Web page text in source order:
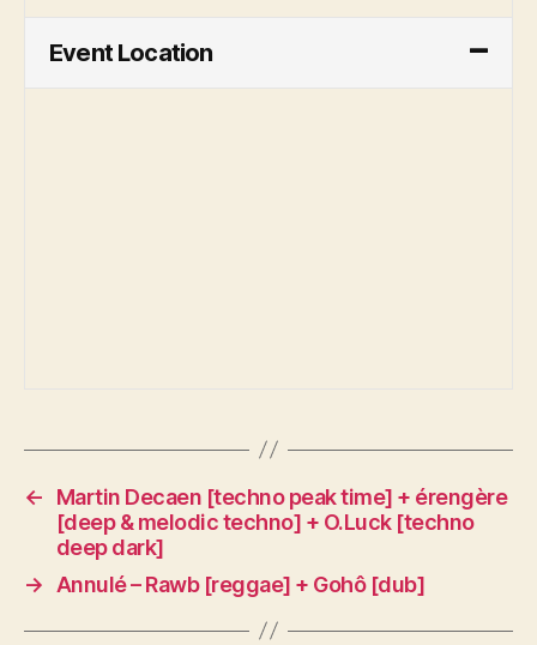
Event Location
←
Martin Decaen [techno peak time] + érengère
[deep & melodic techno] + O.Luck [techno
deep dark]
→
Annulé – Rawb [reggae] + Gohô [dub]